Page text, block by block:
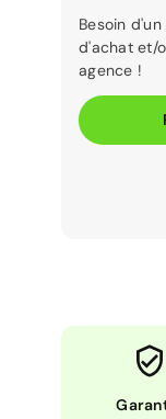
Besoin
d'achat et/
agence !